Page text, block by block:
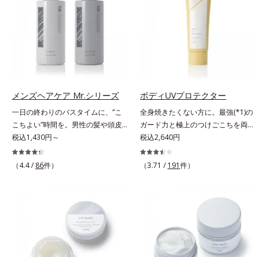
合＝セミマット肌を叶える球状と板
状の粉体*2 シリカ6種類、セルロー
ス*3 シリカ配合＝皮脂を吸着する
粉体*4 化粧持ち性能
に保つ「3Dプロテクト成分(*2)」
と、うるおったツヤ髪に導く「ブレ
ンドボタニカルエキス(*2)」を配
合。艶やかな、ふんわりボリューム
美髪へ導きます。翌朝の手ぐしで納
得できる、褒められ髪をご体感くだ
こと *2 保湿成分
唇もしっかりUV対策しましょう。2
種類の保湿成分（加水分解コラーゲ
ン、ゲットウ葉エキス）を配合して
いるから、カサつき・くすみ(*)など
の乾燥悩みも解決＆うるおい長持
ち。通常色は、どんな肌色にも似合
ケアします。マスクに色移りしにく
いので、気兼ねなく使えます。口紅
の下地としてもおすすめです。
メンズヘアケア Mr.シリーズ
一日の終わりのバスタイムに、”こ
こちよい”時間を。男性の髪や頭皮
は汗や余分な皮脂に加え、ハードワ
ックスやスプレーなど性質が異なる
汚れがたまりやすい環境にありま
に負担をかけずに化学成分による汚
れも1度洗いで落とす設計のシャン
プーを実現しました。また、うるお
いを与える「バイオモイスト成分
(*2)」を配合することで、頭皮の油
税込1,430円～
（4.4 / 86件）
ボディUVプロテクター
全身焼きたくない方に。最強(*1)の
ガード力と極上のつけごこちを両
立。“肌を整える”日焼け止め。絶対
に焼きたくない方に。SPF50+・
PA++++。最強(*1)のガード力を持
ーラ化成の特殊製法「粉体乳化」技
術を使っているから、汗に触れるこ
とで粉体同士が凝集し、膜の強度が
アップ。こすれへの耐性も強く、
UVカット効果の低下を予防しま
税込2,640円
（3.71 / 191件）